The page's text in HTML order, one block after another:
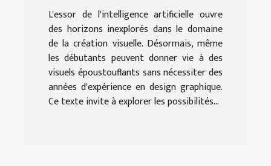
L'essor de l'intelligence artificielle ouvre
des horizons inexplorés dans le domaine
de la création visuelle. Désormais, même
les débutants peuvent donner vie à des
visuels époustouflants sans nécessiter des
années d'expérience en design graphique.
Ce texte invite à explorer les possibilités...